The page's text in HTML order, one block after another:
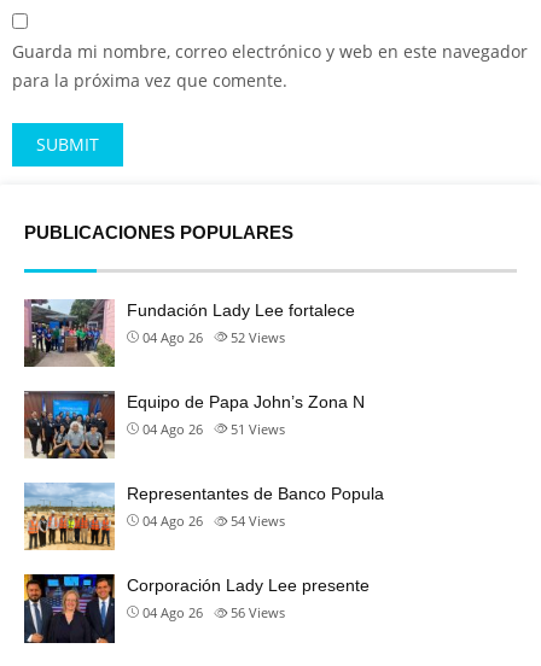
Guarda mi nombre, correo electrónico y web en este navegador
para la próxima vez que comente.
PUBLICACIONES POPULARES
Fundación Lady Lee fortalece
04 Ago 26 52 Views
Equipo de Papa John’s Zona N
04 Ago 26 51 Views
Representantes de Banco Popula
04 Ago 26 54 Views
Corporación Lady Lee presente
04 Ago 26 56 Views